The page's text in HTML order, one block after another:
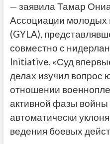
— заявила Тамар
Ассоциации молодых
(GYLA),
совместно с
Initiative. «Суд
делах изучил вопрос
отношении
активной фазы войны
автоматически
ведения боевых